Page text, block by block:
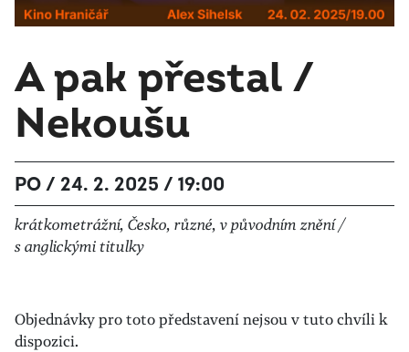
A pak přestal /
Nekoušu
PO / 24. 2. 2025 / 19:00
krátkometrážní, Česko, různé, v původním znění /
s anglickými titulky
Objednávky pro toto představení nejsou v tuto chvíli k
dispozici.